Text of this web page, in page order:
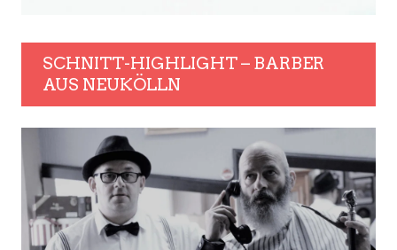
SCHNITT-HIGHLIGHT – BARBER
AUS NEUKÖLLN